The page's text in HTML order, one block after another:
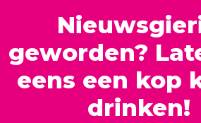
geworden?
eens een kop
drinken!